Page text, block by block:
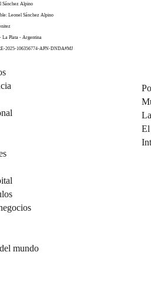
Sánchez Alpino
Leonel Sánchez Alpino
La Plata - Argentina
2025-106356774-APN-DNDA#MJ
mundo
El